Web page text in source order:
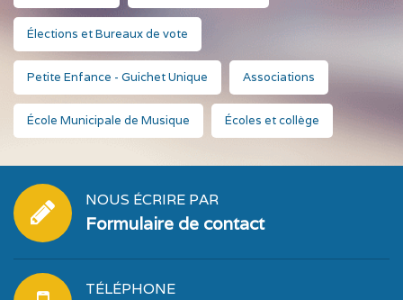
Élections et Bureaux de vote
Petite Enfance - Guichet Unique Associations
École Municipale de Musique Écoles et collège
NOUS ÉCRIRE PAR
Formulaire de contact
TÉLÉPHONE